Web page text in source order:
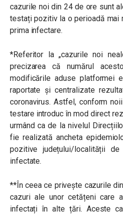
cazurile noi din 24 de ore sunt
testați pozitiv la o perioadă mai
prima infectare.
*Referitor la „cazurile noi
precizarea că numărul
modificările aduse platformei
raportate și centralizate
coronavirus. Astfel, conform
testare introduc în mod direct
urmând ca de la nivelul
fie realizată ancheta
pozitive județului/localității de
infectate.
**În ceea ce privește cazurile
cazuri ale unor cetățeni care
infectați în alte țări. Aceste